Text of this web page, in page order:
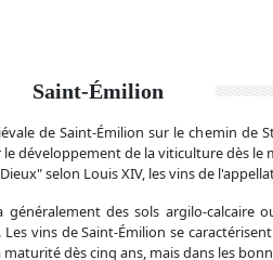
Saint-Émilion
de Saint-Émilion sur le chemin de
le développement de la viticulture dès le
selon Louis XIV, les vins de
généralement des sols argilo-calcaire
Les vins de Saint-Émilion se
dès cinq ans, mais dans les